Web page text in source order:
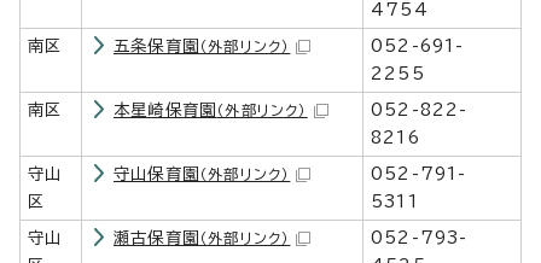
4754
南区 五条保育園 （外部リンク）
052-691-
2255
南区 本星崎保育園 （外部リンク）
052-822-
8216
守山
区
守山保育園 （外部リンク）
052-791-
5311
守山
瀬古保育園 （外部リンク）
052-793-